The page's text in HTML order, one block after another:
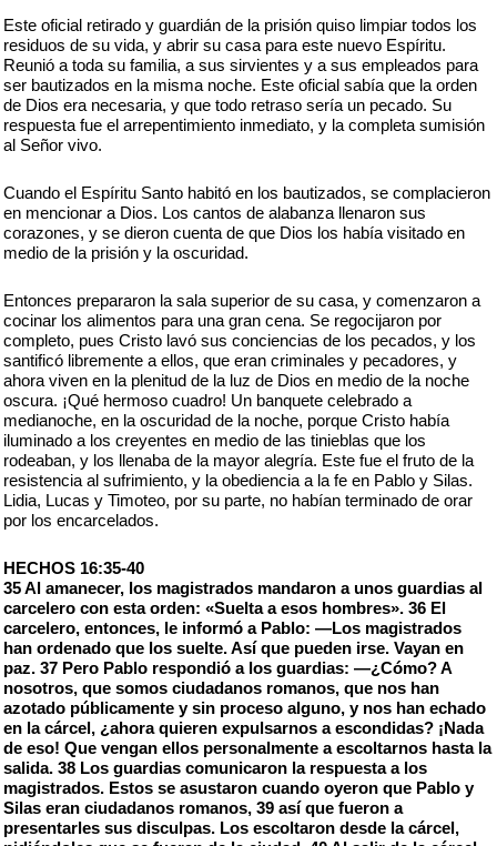
Este oficial retirado y guardián de la prisión quiso limpiar todos los
residuos de su vida, y abrir su casa para este nuevo Espíritu.
Reunió a toda su familia, a sus sirvientes y a sus empleados para
ser bautizados en la misma noche. Este oficial sabía que la orden
de Dios era necesaria, y que todo retraso sería un pecado. Su
respuesta fue el arrepentimiento inmediato, y la completa sumisión
al Señor vivo.
Cuando el Espíritu Santo habitó en los bautizados, se complacieron
en mencionar a Dios. Los cantos de alabanza llenaron sus
corazones, y se dieron cuenta de que Dios los había visitado en
medio de la prisión y la oscuridad.
Entonces prepararon la sala superior de su casa, y comenzaron a
cocinar los alimentos para una gran cena. Se regocijaron por
completo, pues Cristo lavó sus conciencias de los pecados, y los
santificó libremente a ellos, que eran criminales y pecadores, y
ahora viven en la plenitud de la luz de Dios en medio de la noche
oscura. ¡Qué hermoso cuadro! Un banquete celebrado a
medianoche, en la oscuridad de la noche, porque Cristo había
iluminado a los creyentes en medio de las tinieblas que los
rodeaban, y los llenaba de la mayor alegría. Este fue el fruto de la
resistencia al sufrimiento, y la obediencia a la fe en Pablo y Silas.
Lidia, Lucas y Timoteo, por su parte, no habían terminado de orar
por los encarcelados.
HECHOS 16:35-40
35 Al amanecer, los magistrados mandaron a unos guardias al
carcelero con esta orden: «Suelta a esos hombres». 36 El
carcelero, entonces, le informó a Pablo: —Los magistrados
han ordenado que los suelte. Así que pueden irse. Vayan en
paz. 37 Pero Pablo respondió a los guardias: —¿Cómo? A
nosotros, que somos ciudadanos romanos, que nos han
azotado públicamente y sin proceso alguno, y nos han echado
en la cárcel, ¿ahora quieren expulsarnos a escondidas? ¡Nada
de eso! Que vengan ellos personalmente a escoltarnos hasta la
salida. 38 Los guardias comunicaron la respuesta a los
magistrados. Estos se asustaron cuando oyeron que Pablo y
Silas eran ciudadanos romanos, 39 así que fueron a
presentarles sus disculpas. Los escoltaron desde la cárcel,